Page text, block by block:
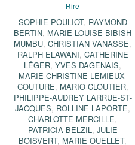
Rire
SOPHIE POULIOT, RAYMOND
BERTIN, MARIE LOUISE BIBISH
MUMBU,CHRISTIAN VANASSE,
RALPH ELAWANI, CATHERINE
LÉGER,YVES DAGENAIS,
MARIE-CHRISTINE LEMIEUX-
COUTURE, MARIO CLOUTIER,
PHILIPPE-AUDREY LARRUE-ST-
JACQUES, ROLLINE LAPORTE,
CHARLOTTE MERCILLE,
PATRICIA BELZIL, JULIE
BOISVERT, MARIE OUELLET,